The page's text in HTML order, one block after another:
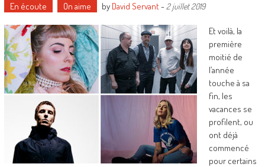
En écoute On aime by David Servant- 2 juillet 2019
Et voilà, la
première
moitié de
l’année
touche à sa
fin, les
vacances se
profilent, ou
ont déjà
commencé
pour certains